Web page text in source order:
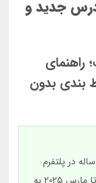
جدید و
راهنمای
بندی بدون
این مقاله بر اساس تجربه شخصی ۳ ساله در پلتفرم